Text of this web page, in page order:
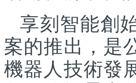
享刻智能創
案的推出，是
機器人技術發